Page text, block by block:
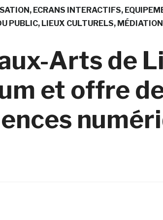
ECRANS INTERACTIFS
PUBLIC LIEUX CULTURELS MÉDIATION
Arts de
et offre